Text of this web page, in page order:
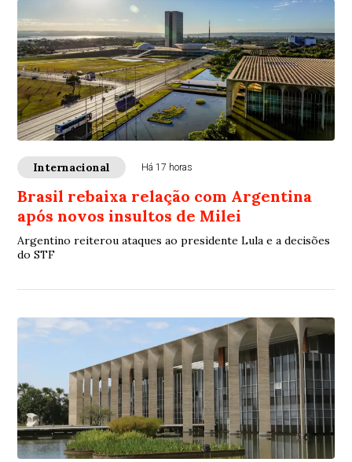
Internacional Há 17 horas
Brasil rebaixa relação com Argentina
após novos insultos de Milei
Argentino reiterou ataques ao presidente Lula e a decisões
do STF